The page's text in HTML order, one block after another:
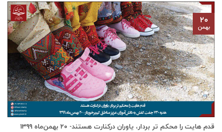
قدم هایت را محکم تر بردار، یاوران درکنارت هستند- ۲۰ بهمن‌ماه ۱۳۹۹
۲۰
بهمن